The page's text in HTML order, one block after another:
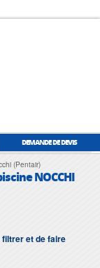
DEMANDE DE DEVIS
(Pentair)
NOCCHI
et de faire